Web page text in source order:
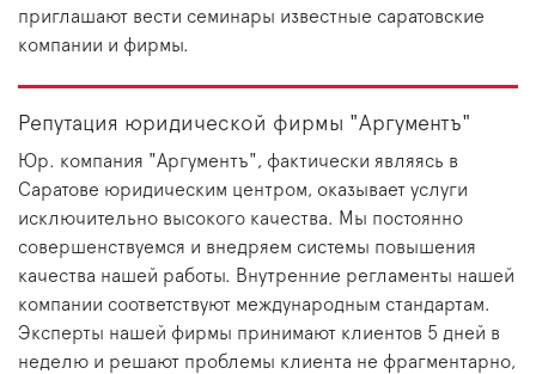
приглашают вести семинары известные саратовские
компании и фирмы.
Репутация юридической фирмы "Аргументъ"
Юр. компания "Аргументъ", фактически являясь в
Саратове юридическим центром, оказывает услуги
исключительно высокого качества. Мы постоянно
совершенствуемся и внедряем системы повышения
качества нашей работы. Внутренние регламенты нашей
компании соответствуют международным стандартам.
Эксперты нашей фирмы принимают клиентов 5 дней в
неделю и решают проблемы клиента не фрагментарно,